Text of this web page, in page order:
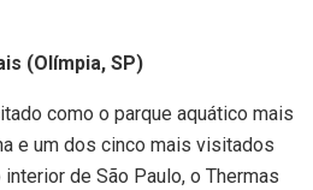
(Olímpia, SP)
como o parque aquático mais
e um dos cinco mais visitados
de São Paulo, o Thermas